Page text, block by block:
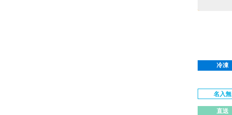
冷凍
名入無
直送